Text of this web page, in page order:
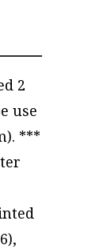
2
use
***